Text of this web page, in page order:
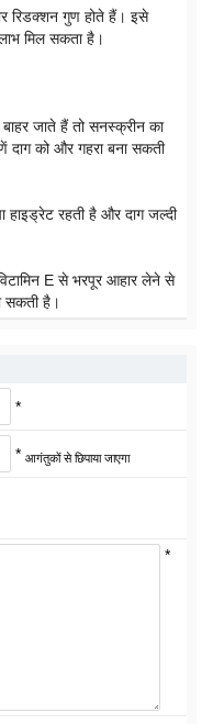
रिडक्शन गुण होते हैं। इसे
मिल सकता है।
जाते हैं तो सनस्क्रीन का
दाग को और गहरा बना सकती
हाइड्रेट रहती है और दाग जल्दी
E से भरपूर आहार लेने से
सकती है।
*
* आगंतुकों से छिपाया जाएगा
*